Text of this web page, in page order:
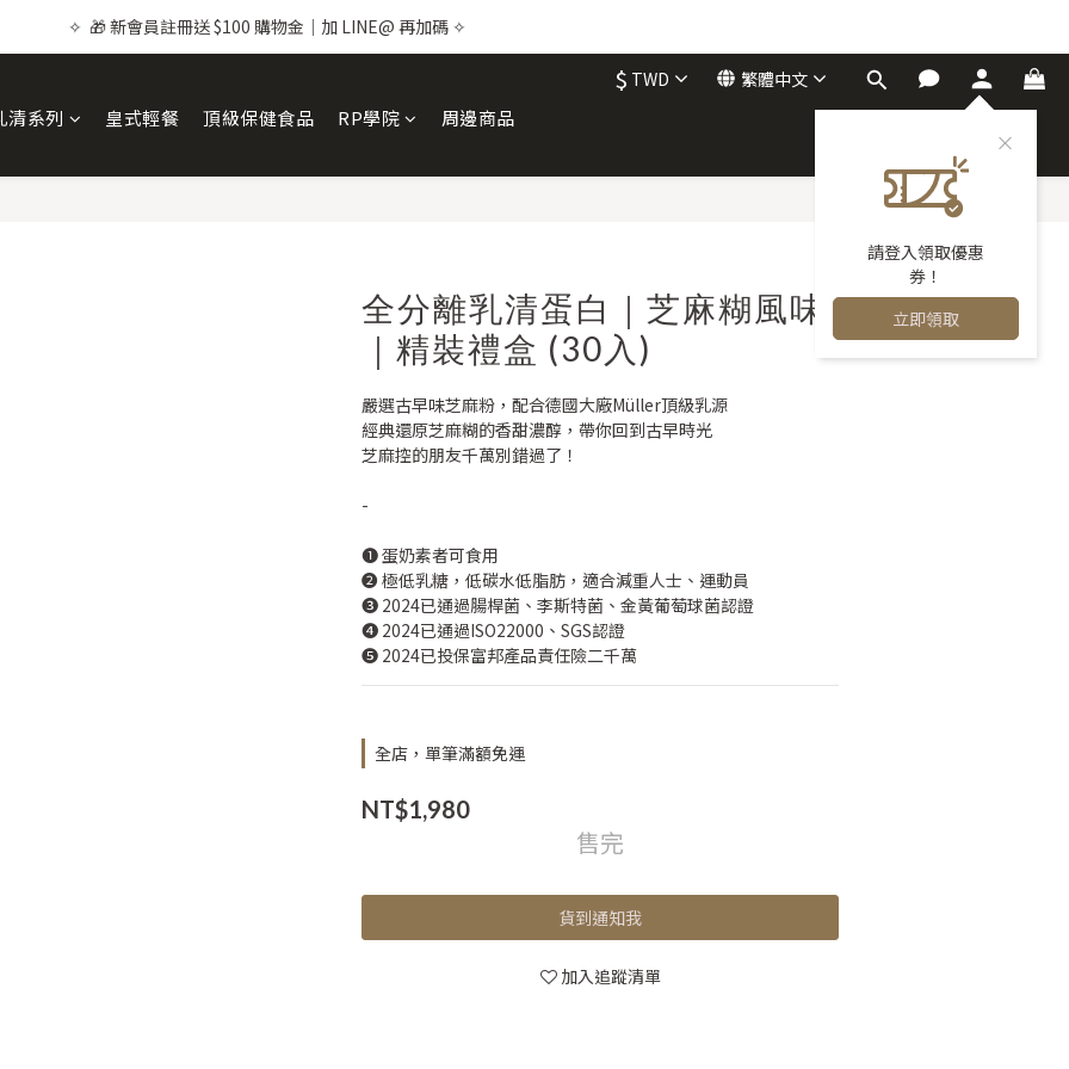
✧ 🇩🇪 蛋白新選擇｜大豆分離 醇・巧克力風味 ✧
✧  🎁 新會員註冊送 $100 購物金｜加 LINE@ 再加碼 ✧
$ TWD 繁體中文
請登入領取優惠
券！
立即領取
清系列 皇式輕餐 頂級保健食品 RP學院 周邊商品
全分離乳清蛋白｜芝麻糊風味
｜精裝禮盒 (30入)
嚴選古早味芝麻粉，配合德國大廠Müller頂級乳源
經典還原芝麻糊的香甜濃醇，帶你回到古早時光
芝麻控的朋友千萬別錯過了！
-
❶ 蛋奶素者可食用
❷ 極低乳糖，低碳水低脂肪，適合減重人士、運動員
❸ 2024已通過腸桿菌、李斯特菌、金黃葡萄球菌認證
❹ 2024已通過ISO22000、SGS認證
❺ 2024已投保富邦產品責任險二千萬
全店，單筆滿額免運
NT$1,980
售完
貨到通知我
加入追蹤清單